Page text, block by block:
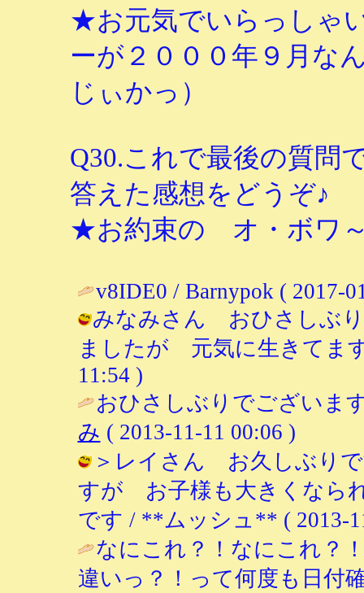
★お元気でいらっしゃ
ーが２０００年９月な
じぃかっ）
Q30.これで最後の質
答えた感想をどうぞ♪
★お約束の オ・ボワ
v8IDE0 / Barnypok ( 2017-
みなみさん おひさしぶ
ましたが 元気に生きてま
11:54 )
おひさしぶりでございま
み ( 2013-11-11 00:06 )
＞レイさん お久しぶりで
すが お子様も大きくなら
です / **ムッシュ** ( 2013-
なにこれ？！なにこれ？
違いっ？！って何度も日付